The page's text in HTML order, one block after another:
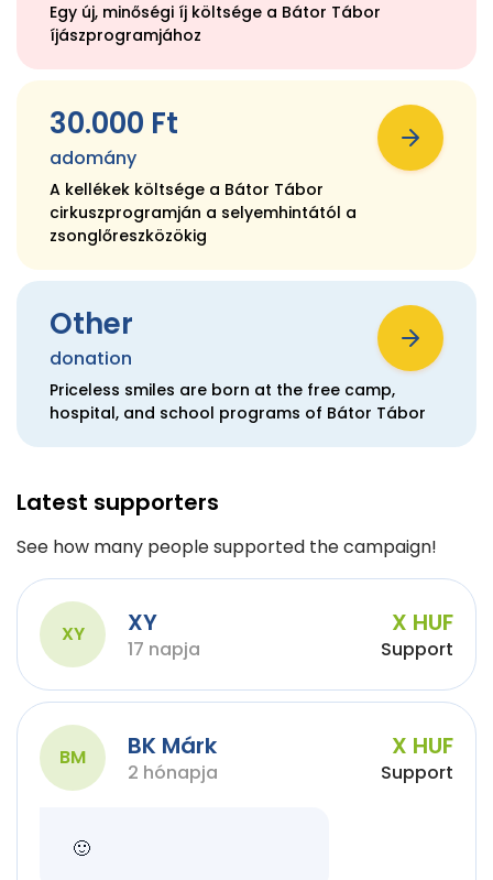
Egy új, minőségi íj költsége a Bátor Tábor
íjászprogramjához
30.000 Ft
adomány
A kellékek költsége a Bátor Tábor
cirkuszprogramján a selyemhintától a
zsonglőreszközökig
Other
donation
Priceless smiles are born at the free camp,
hospital, and school programs of Bátor Tábor
Latest supporters
See how many people supported the campaign!
XY XY
17 napja
X HUF
Support
BM BK Márk
2 hónapja
X HUF
Support
🙂